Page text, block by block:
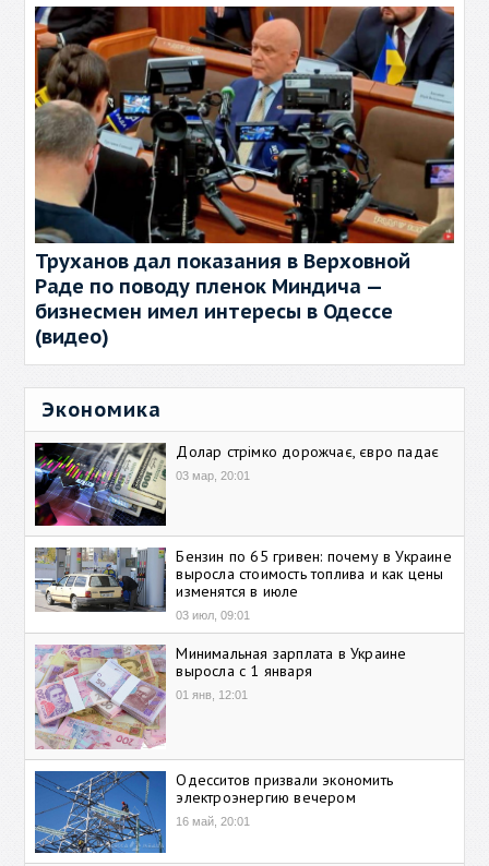
Труханов дал показания в Верховной
Раде по поводу пленок Миндича —
бизнесмен имел интересы в Одессе
(видео)
Экономика
Долар стрімко дорожчає, євро падає
03 мар, 20:01
Бензин по 65 гривен: почему в Украине
выросла стоимость топлива и как цены
изменятся в июле
03 июл, 09:01
Минимальная зарплата в Украине
выросла с 1 января
01 янв, 12:01
Одесситов призвали экономить
электроэнергию вечером
16 май, 20:01